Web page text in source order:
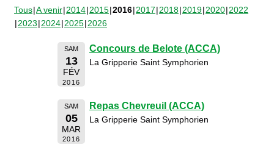
Tous A venir 2014 2015 2016 2017 2018 2019 2020 2022
2023 2024 2025 2026
SAM
13
FÉV
2016
Concours de Belote (ACCA)
La Gripperie Saint Symphorien
SAM
05
MAR
2016
Repas Chevreuil (ACCA)
La Gripperie Saint Symphorien